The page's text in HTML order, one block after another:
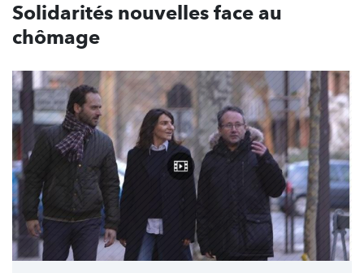
Solidarités nouvelles face au
chômage